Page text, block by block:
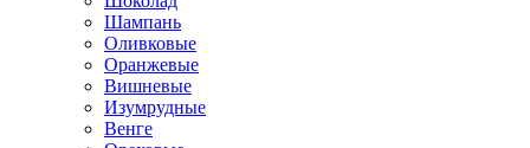
Шампань
Оливковые
Оранжевые
Вишневые
Изумрудные
Венге